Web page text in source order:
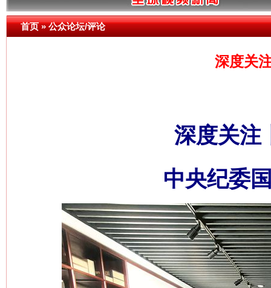
首页»公众论坛/评论
深度关
深度关注
中央纪委